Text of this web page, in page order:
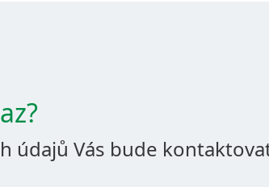
údajů Vás bude